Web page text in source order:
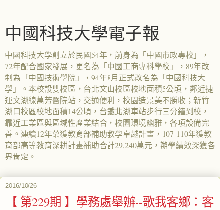
中國科技大學電子報
中國科技大學創立於民國54年，前身為「中國市政專校」，
72年配合國家發展，更名為「中國工商專科學校」，89年改
制為「中國技術學院」，94年8月正式改名為「中國科技大
學」。本校設雙校區，台北文山校區校地面積5公頃，鄰近捷
運文湖線萬芳醫院站，交通便利，校園造景美不勝收；新竹
湖口校區校地面積14公頃，台鐵北湖車站步行三分鐘到校，
靠近工業區與區域性產業結合，校園環境幽雅，各項設備完
善。連續12年榮獲教育部補助教學卓越計畫，107-110年獲教
育部高等教育深耕計畫補助合計29,240萬元，辦學績效深獲各
界肯定。
2016/10/26
【 第229期 】學務處舉辦--歌我客鄉：客